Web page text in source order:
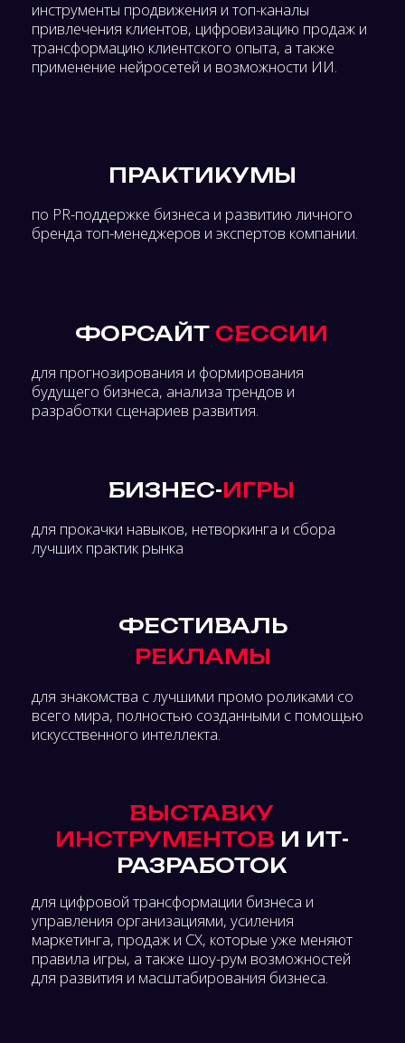
для цифровой трансформации бизнеса и
управления организациями, усиления
маркетинга, продаж и CX, которые уже меняют
правила игры, а также шоу-рум возможностей
для развития и масштабирования бизнеса.
ВЫСТАВКА-ФОРУМ
РАЗВИВАЕТ:
Директора по маркетингу и рекламе b2b
и b2c рынков
специалисты, инфлюенс-менеджеры
CRM-маркетологи и аналитики
Директора по клиентскому сервису
Эксперты по внедрению программ
лояльности
Руководители отделов продаж
Менеджеры по продажам
ИТ-РАЗРАБОТКИ И ИИ
инновационных проектов
PR И ЛИЧНЫЙ
БРЕНД
Руководители по связям с
общественностью и внешним
коммуникациям
PR-менеджеры и пресс-секретари
Эксперты по формированию и развитию